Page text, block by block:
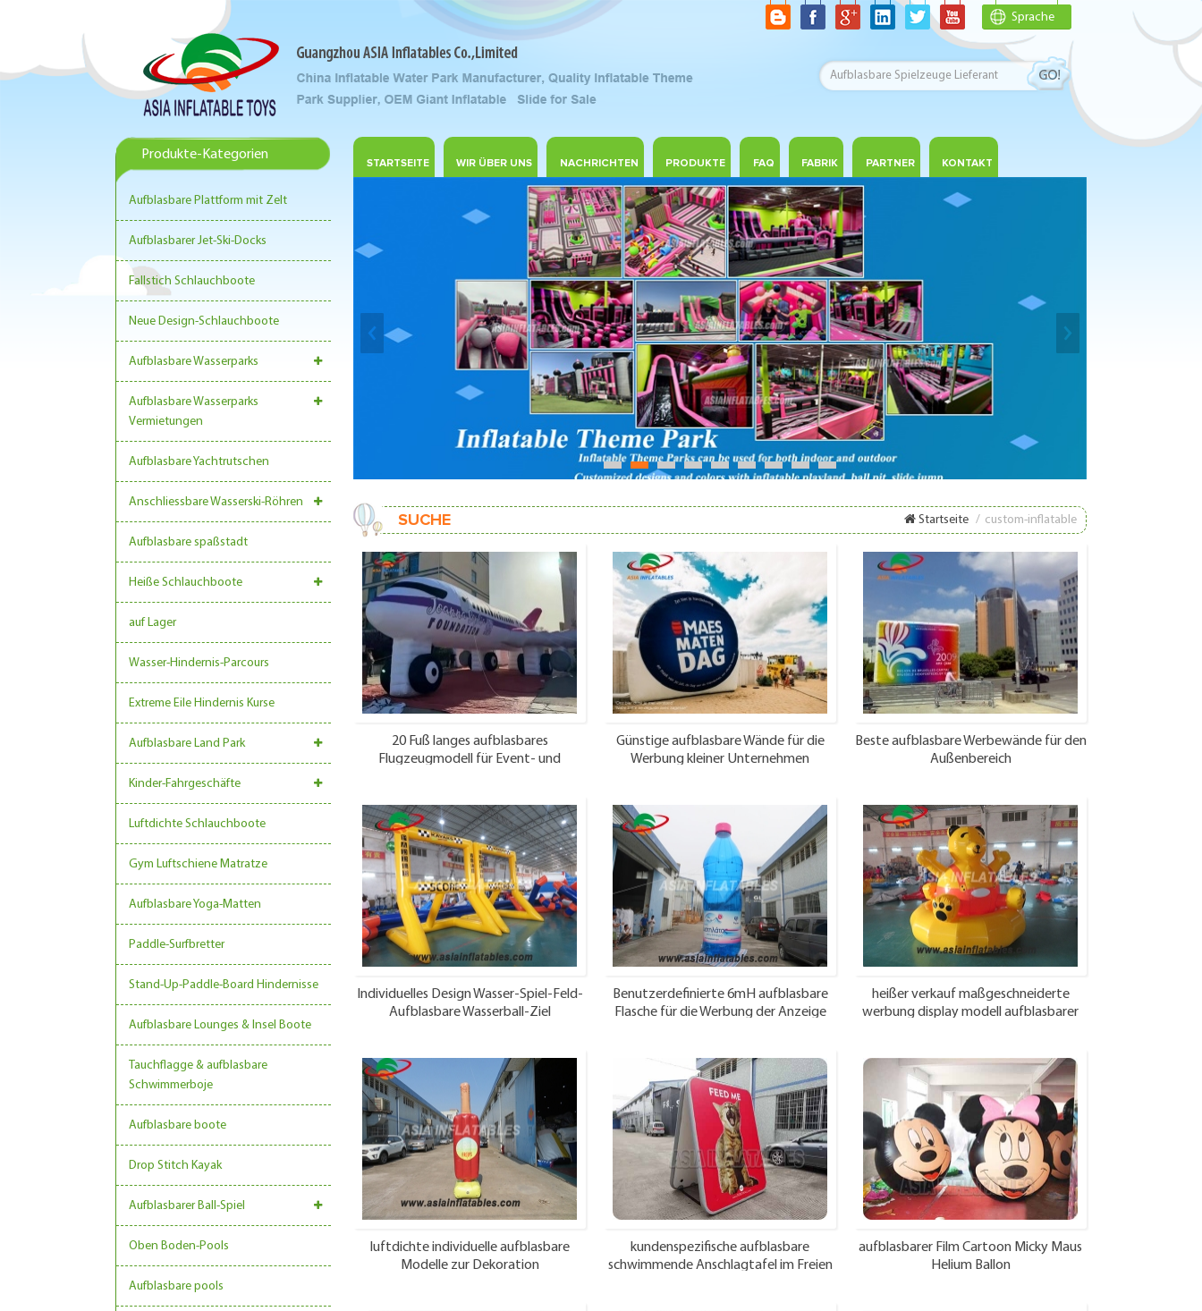
Sprache
Produkte-Kategorien
Aufblasbare Plattform mit Zelt
Aufblasbarer Jet-Ski-Docks
Fallstich Schlauchboote
Neue Design-Schlauchboote
Aufblasbare Wasserparks
Aufblasbare Wasserparks
Vermietungen
Aufblasbare Yachtrutschen
Anschliessbare Wasserski-Röhren
Aufblasbare spaßstadt
Heiße Schlauchboote
auf Lager
Wasser-Hindernis-Parcours
Extreme Eile Hindernis Kurse
Aufblasbare Land Park
Kinder-Fahrgeschäfte
Luftdichte Schlauchboote
Gym Luftschiene Matratze
Aufblasbare Yoga-Matten
Paddle-Surfbretter
Stand-Up-Paddle-Board Hindernisse
Aufblasbare Lounges & Insel Boote
Tauchflagge & aufblasbare
Schwimmerboje
Aufblasbare boote
Drop Stitch Kayak
Aufblasbarer Ball-Spiel
Oben Boden-Pools
Aufblasbare pools
STARTSEITE WIR ÜBER UNS NACHRICHTEN PRODUKTE FAQ FABRIK PARTNER KONTAKT
1 2 3 4 5 6 7 8 9
SUCHE Startseite / custom-inflatable
20 Fuß langes aufblasbares
Flugzeugmodell für Event- und
Günstige aufblasbare Wände für die
Werbung kleiner Unternehmen
Beste aufblasbare Werbewände für den
Außenbereich
Individuelles Design Wasser-Spiel-Feld-
Aufblasbare Wasserball-Ziel
Benutzerdefinierte 6mH aufblasbare
Flasche für die Werbung der Anzeige
heißer verkauf maßgeschneiderte
werbung display modell aufblasbarer
luftdichte individuelle aufblasbare
Modelle zur Dekoration
kundenspezifische aufblasbare
schwimmende Anschlagtafel im Freien
aufblasbarer Film Cartoon Micky Maus
Helium Ballon